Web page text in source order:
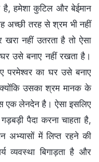
है, हमेशा कुटिल और बेईमान
अच्छी तरह से श्रम भी नहीं
नहीं उतरता है तो ऐसा
उसे बनाए नहीं रखता है।
परमेश्वर का घर उसे बनाए
उसका श्रम मानक के
एक लेनदेन है। ऐसा इसलिए
पैदा करना चाहता है,
अभ्यासों में लिप्त रहने की
व्यवस्था बिगाड़ता है और